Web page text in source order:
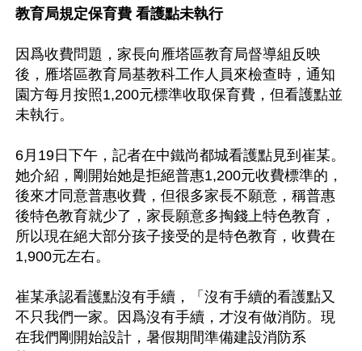
教育局規定保育費 看護點未執行
因爲收費問題，家長向雁塔區教育局督導組反映
後，雁塔區教育局基教科工作人員來檢查時，通知
園方每月按照1,200元標準收取保育費，但看護點並
未執行。
6月19日下午，記者在中鐵尚都城看護點見到崔某。
她介紹，剛開始她是拒絕普惠1,200元收費標準的，
後來才同意普惠收費，但很多家長不願意，稱普惠
後特色教育就少了，家長願意多掏錢上特色教育，
所以現在絕大部分孩子接受的是特色教育，收費在
1,900元左右。
崔某承認看護點沒有手續，「沒有手續的看護點又
不只我們一家。因爲沒有手續，才沒有做消防。現
在我們剛開始設計，暑假期間準備建設消防系